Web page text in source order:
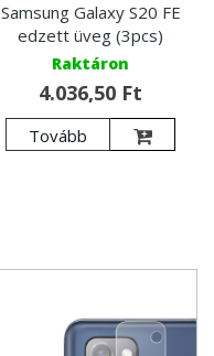
Samsung Galaxy S20 FE
edzett üveg (3pcs)
Raktáron
4.036,50 Ft
Tovább